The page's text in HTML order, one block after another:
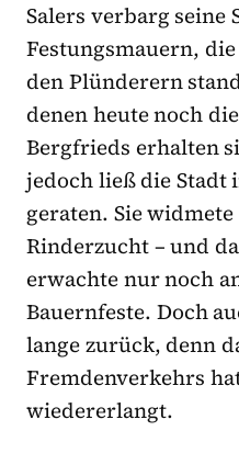
Salers verbarg seine
Festungsmauern,
den Plünderern
denen heute noch
Bergfrieds erhalten
jedoch ließ die Stadt
geraten. Sie
Rinderzucht – und
erwachte nur noch
Bauernfeste. Doch
lange zurück, denn
Fremdenverkehrs
wiedererlangt.